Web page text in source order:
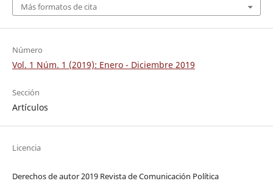
Más formatos de cita
Número
Vol. 1 Núm. 1 (2019): Enero - Diciembre 2019
Sección
Artículos
Licencia
Derechos de autor 2019 Revista de Comunicación Política